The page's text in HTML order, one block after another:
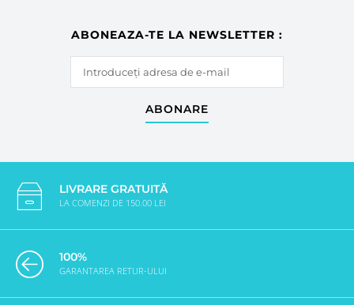
ABONEAZA-TE LA NEWSLETTER :
ABONARE
LIVRARE GRATUITĂ
LA COMENZI DE 150.00 LEI
100%
GARANTAREA RETUR-ULUI